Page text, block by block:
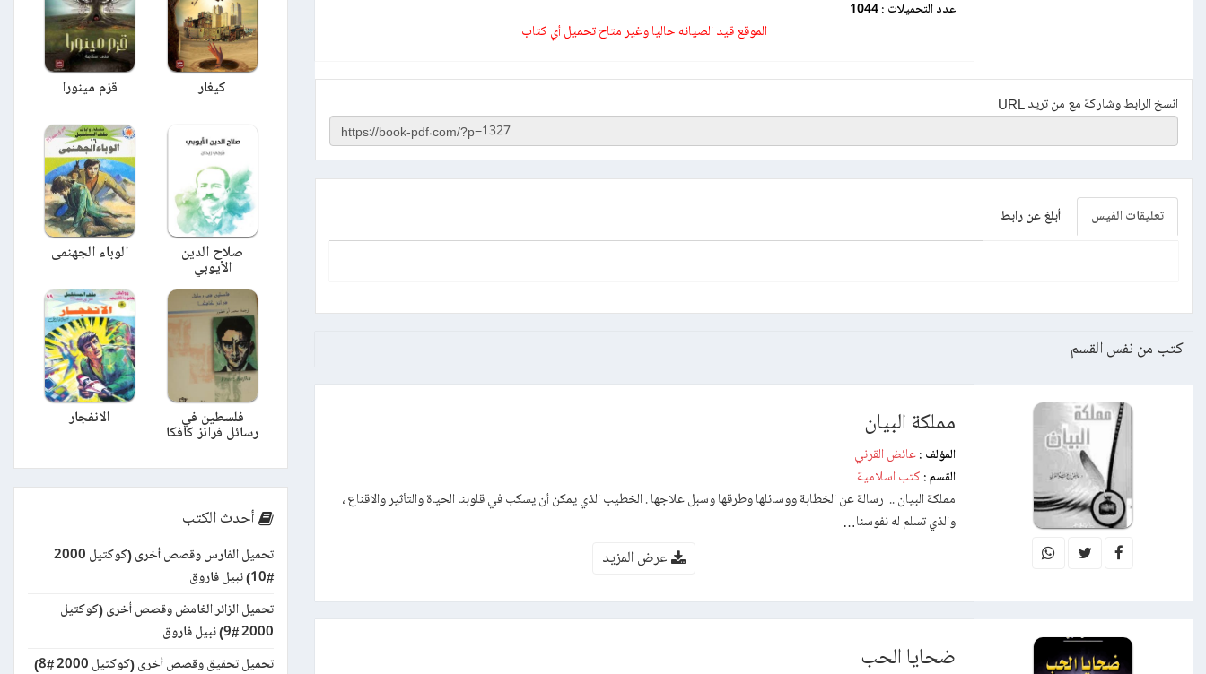
عدد التحميلات :1044
الموقع قيد الصيانه حاليا وغير متاح تحميل أي كتاب
انسخ الرابط وشاركة مع من تريد URL
تعليقات الفيس أبلغ عن رابط
كتب من نفس القسم
مملكة البيان
المؤلف :عائض القرني
القسم : كتب اسلامية
مملكة البيان .. رسالة عن الخطابة ووسائلها وطرقها وسبل علاجها . الخطيب الذي يمكن أن يسكب في قلوبنا الحياة والتأثير والاقناع ،
والذي تسلم له نفوسنا…
عرض المزيد
ضحايا الحب
كيغار قزم مينورا
صلاح الدين
الأيوبي
الوباء الجهنمى
فلسطين في
رسائل فرانز كافكا
الانفجار
أحدث الكتب
تحميل الفارس وقصص أخرى (كوكتيل 2000
#10) نبيل فاروق
تحميل الزائر الغامض وقصص أخرى (كوكتيل
2000 #9) نبيل فاروق
تحميل تحقيق وقصص أخرى (كوكتيل 2000 #8)